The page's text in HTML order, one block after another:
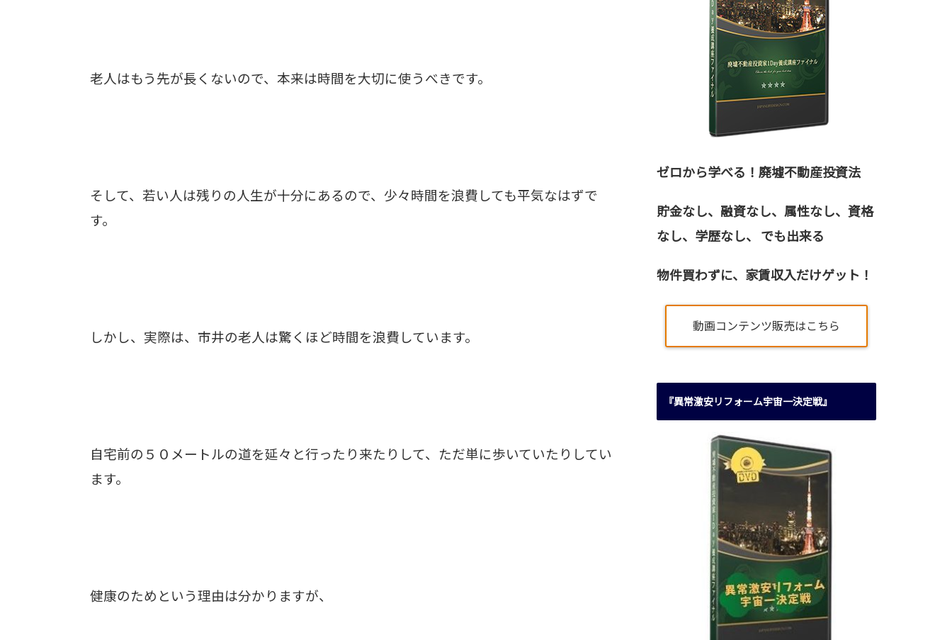
老人はもう先が長くないので、本来は時間を大切に使うべきです。
そして、若い人は残りの人生が十分にあるので、少々時間を浪費しても平気なはずで
す。
しかし、実際は、市井の老人は驚くほど時間を浪費しています。
自宅前の５０メートルの道を延々と行ったり来たりして、ただ単に歩いていたりしてい
ます。
健康のためという理由は分かりますが、
ゼロから学べる！廃墟不動産投資法
貯金なし、融資なし、属性なし、資格
なし、 学歴なし、 でも出来る
物件買わずに、家賃収入だけゲット！
動画コンテンツ販売はこちら
『異常激安リフォーム宇宙一決定戦』